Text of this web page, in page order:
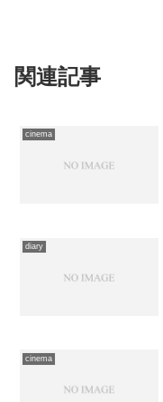
関連記事
cinema
diary
cinema